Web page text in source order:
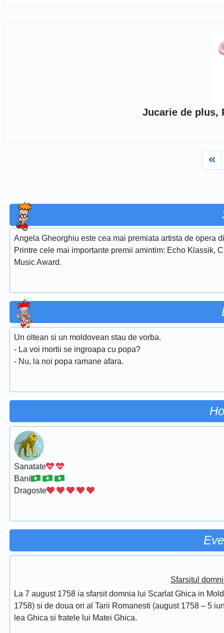
Jucarie de plus,
Angela Gheorghiu este cea mai premiata artista de opera
Printre cele mai importante premii amintim: Echo Klassik,
Music Award.
Un oltean si un moldovean stau de vorba.
- La voi mortii se ingroapa cu popa?
- Nu, la noi popa ramane afara.
Sanatate
Bani
Dragoste
Sfarsitul
La 7 august 1758 ia sfarsit domnia lui Scarlat Ghica in
1758) si de doua ori al Tarii Romanesti (august 1758 – 5
lea Ghica si fratele lui Matei Ghica.